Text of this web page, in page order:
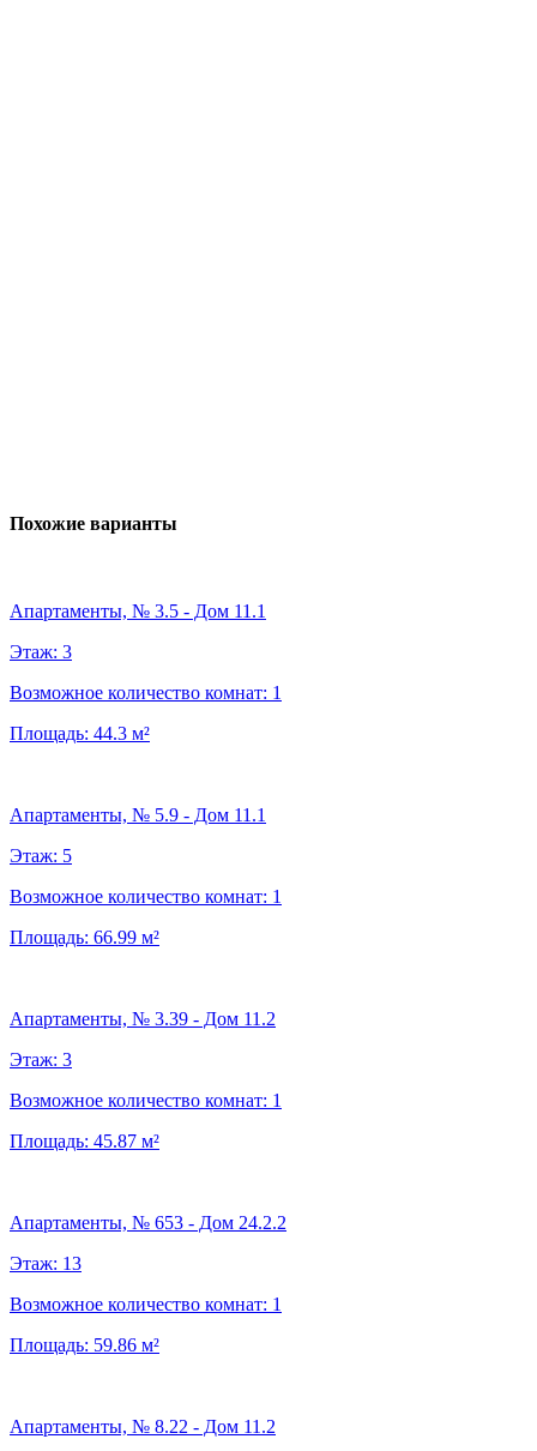
Похожие варианты
Апартаменты, № 3.5 - Дом 11.1
Этаж: 3
Возможное количество комнат: 1
Площадь: 44.3 м²
Апартаменты, № 5.9 - Дом 11.1
Этаж: 5
Возможное количество комнат: 1
Площадь: 66.99 м²
Апартаменты, № 3.39 - Дом 11.2
Этаж: 3
Возможное количество комнат: 1
Площадь: 45.87 м²
Апартаменты, № 653 - Дом 24.2.2
Этаж: 13
Возможное количество комнат: 1
Площадь: 59.86 м²
Апартаменты, № 8.22 - Дом 11.2